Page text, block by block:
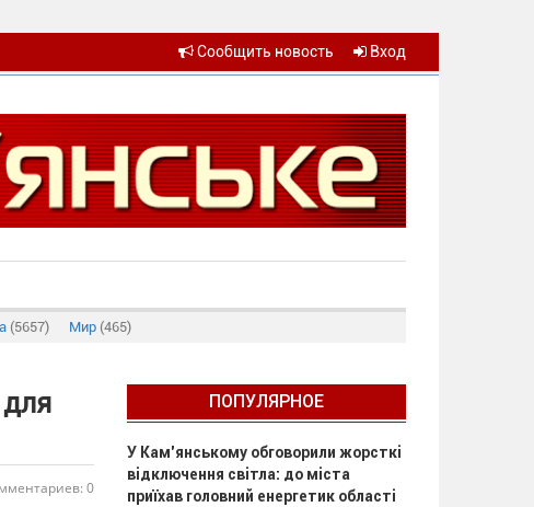
Сообщить новость Вход
(5657) Мир (465)
для
0
ПОПУЛЯРНОЕ
У Кам’янському обговорили жорсткі
відключення світла: до міста
приїхав головний енергетик області